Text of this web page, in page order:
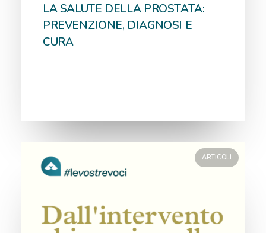
LA SALUTE DELLA PROSTATA:
PREVENZIONE, DIAGNOSI E
CURA
ARTICOLI